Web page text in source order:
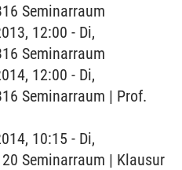
Seminarraum
12:00 - Di,
Seminarraum
12:00 - Di,
Seminarraum | Prof.
10:15 - Di,
Seminarraum | Klausur